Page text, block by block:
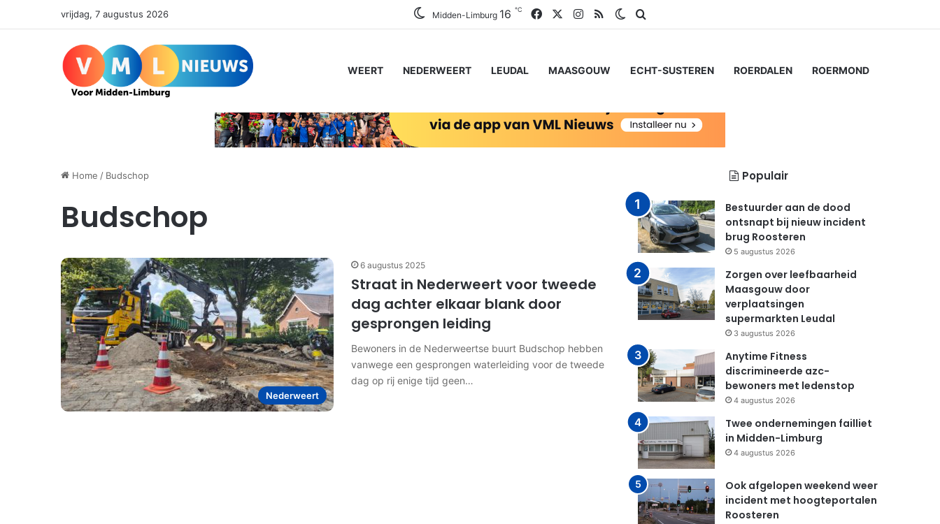
vrijdag, 7 augustus 2026 Midden-Limburg 16 ℃ FacebookInstagram
RSSSwitch skin
WEERT NEDERWEERT LEUDAL MAASGOUW ECHT-SUSTEREN ROERDALEN ROERMOND
Home / Budschop
Budschop
Nederweert
6 augustus 2025
Straat in Nederweert voor tweede
dag achter elkaar blank door
gesprongen leiding
Bewoners in de Nederweertse buurt Budschop hebben
vanwege een gesprongen waterleiding voor de tweede
dag op rij enige tijd geen…
Populair
Bestuurder aan de dood
ontsnapt bij nieuw incident
brug Roosteren
5 augustus 2026
Zorgen over leefbaarheid
Maasgouw door
verplaatsingen
supermarkten Leudal
3 augustus 2026
Anytime Fitness
discrimineerde azc-
bewoners met ledenstop
4 augustus 2026
Twee ondernemingen failliet
in Midden-Limburg
4 augustus 2026
Ook afgelopen weekend weer
incident met hoogteportalen
Roosteren